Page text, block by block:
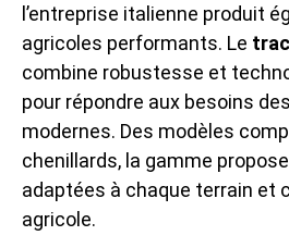
l’entreprise italienne produit
agricoles performants. Le
combine robustesse et
pour répondre aux besoins
modernes. Des modèles
chenillards, la gamme
adaptées à chaque terrain et
agricole.